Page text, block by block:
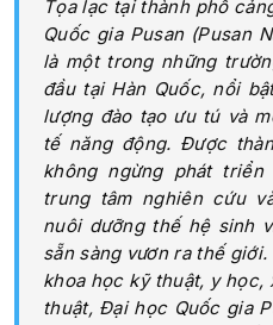
Tọa lạc tại thành phố
Quốc gia Pusan (Pusan
là một trong những
đầu tại Hàn Quốc, nổi
lượng đào tạo ưu tú và
tế năng động. Được
không ngừng phát
trung tâm nghiên cứu
nuôi dưỡng thế hệ sinh
sẵn sàng vươn ra thế
khoa học kỹ thuật, y học,
thuật, Đại học Quốc gia